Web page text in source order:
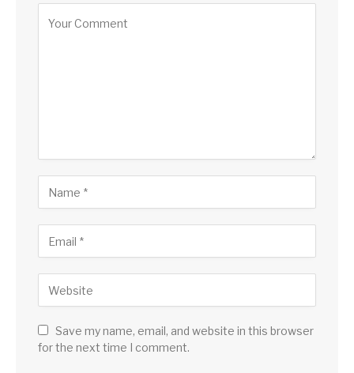
Save my name, email, and website in this browser
for the next time I comment.